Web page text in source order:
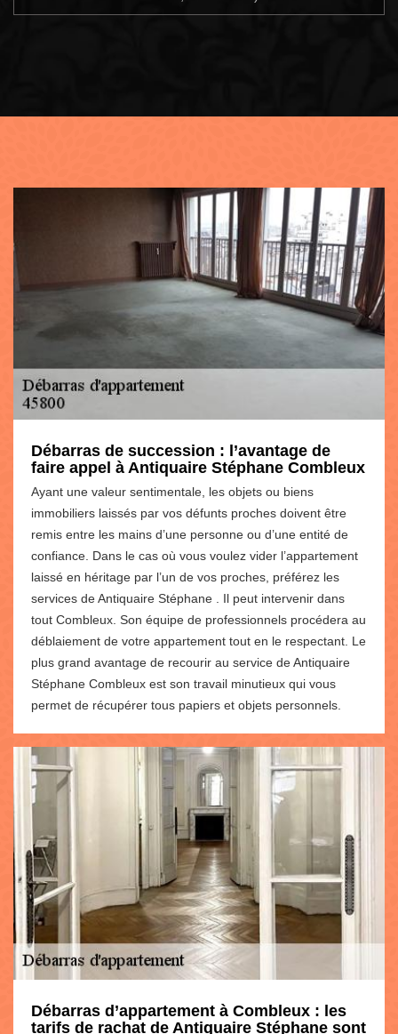
Débarras de succession : l’avantage de
faire appel à Antiquaire Stéphane Combleux
Ayant une valeur sentimentale, les objets ou biens
immobiliers laissés par vos défunts proches doivent être
remis entre les mains d’une personne ou d’une entité de
confiance. Dans le cas où vous voulez vider l’appartement
laissé en héritage par l’un de vos proches, préférez les
services de Antiquaire Stéphane . Il peut intervenir dans
tout Combleux. Son équipe de professionnels procédera au
déblaiement de votre appartement tout en le respectant. Le
plus grand avantage de recourir au service de Antiquaire
Stéphane Combleux est son travail minutieux qui vous
permet de récupérer tous papiers et objets personnels.
Débarras d’appartement à Combleux : les
tarifs de rachat de Antiquaire Stéphane sont